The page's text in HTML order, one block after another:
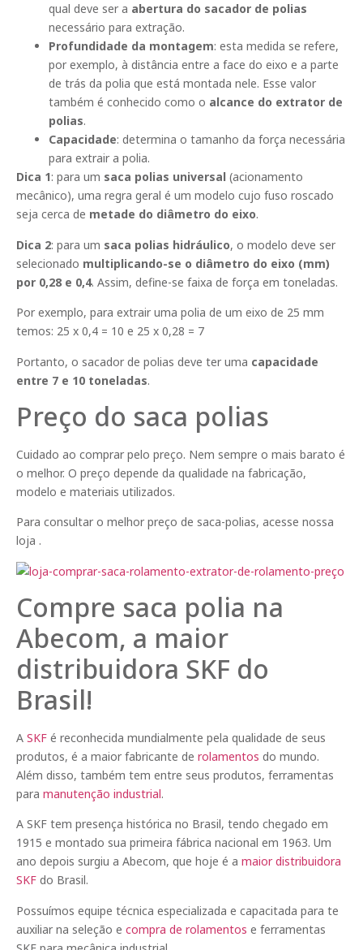
qual deve ser a abertura do sacador de polias
necessário para extração.
Profundidade da montagem: esta medida se refere,
por exemplo, à distância entre a face do eixo e a parte
de trás da polia que está montada nele. Esse valor
também é conhecido como o alcance do extrator de
polias.
Capacidade: determina o tamanho da força necessária
para extrair a polia.
Dica 1: para um saca polias universal (acionamento
mecânico), uma regra geral é um modelo cujo fuso roscado
seja cerca de metade do diâmetro do eixo.
Dica 2: para um saca polias hidráulico, o modelo deve ser
selecionado multiplicando-se o diâmetro do eixo (mm)
por 0,28 e 0,4. Assim, define-se faixa de força em toneladas.
Por exemplo, para extrair uma polia de um eixo de 25 mm
temos: 25 x 0,4 = 10 e 25 x 0,28 = 7
Portanto, o sacador de polias deve ter uma capacidade
entre 7 e 10 toneladas.
Preço do saca polias
Cuidado ao comprar pelo preço. Nem sempre o mais barato é
o melhor. O preço depende da qualidade na fabricação,
modelo e materiais utilizados.
Para consultar o melhor preço de saca-polias, acesse nossa
loja .
Compre saca polia na
Abecom, a maior
distribuidora SKF do
Brasil!
A SKF é reconhecida mundialmente pela qualidade de seus
produtos, é a maior fabricante de rolamentos do mundo.
Além disso, também tem entre seus produtos, ferramentas
para manutenção industrial.
A SKF tem presença histórica no Brasil, tendo chegado em
1915 e montado sua primeira fábrica nacional em 1963. Um
ano depois surgiu a Abecom, que hoje é a maior distribuidora
SKF do Brasil.
Possuímos equipe técnica especializada e capacitada para te
auxiliar na seleção e compra de rolamentos e ferramentas